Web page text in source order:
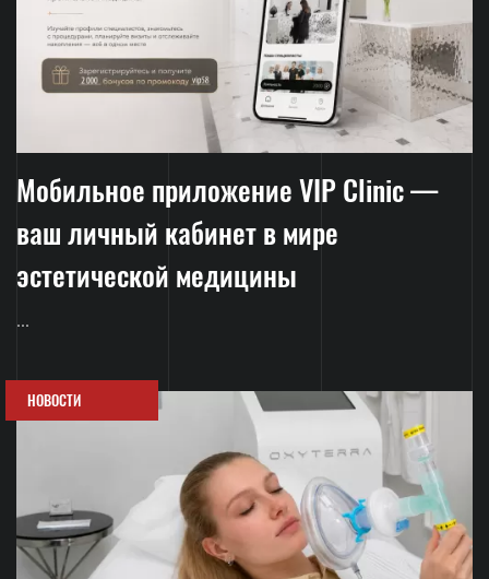
Мобильное приложение VIP Clinic —
ваш личный кабинет в мире
эстетической медицины
...
НОВОСТИ